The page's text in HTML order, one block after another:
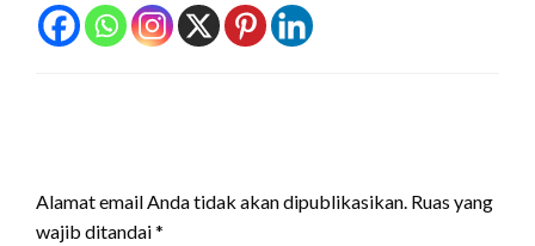
Alamat email Anda tidak akan dipublikasikan. Ruas yang
wajib ditandai*